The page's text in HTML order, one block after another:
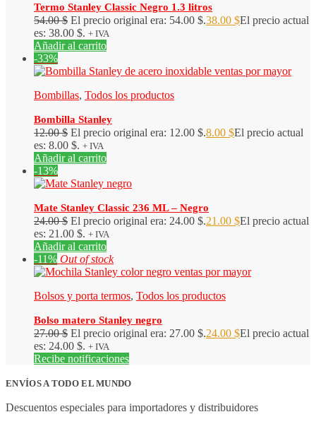
Termo Stanley Classic Negro 1.3 litros
54.00$ El precio original era: 54.00 $.38.00 $El precio actual
es: 38.00 $. + IVA
Añadir al carrito
-33%
Bombillas, Todos los productos
Bombilla Stanley
12.00$ El precio original era: 12.00 $.8.00 $El precio actual
es: 8.00 $. + IVA
Añadir al carrito
-13%
Mate Stanley Classic 236 ML – Negro
24.00$ El precio original era: 24.00 $.21.00 $El precio actual
es: 21.00 $. + IVA
Añadir al carrito
-11% Out of stock
Bolsos y porta termos, Todos los productos
Bolso matero Stanley negro
27.00$ El precio original era: 27.00 $.24.00 $El precio actual
es: 24.00 $. + IVA
Recibe notificaciones
ENVÍOS A TODO EL MUNDO
Descuentos especiales para importadores y distribuidores